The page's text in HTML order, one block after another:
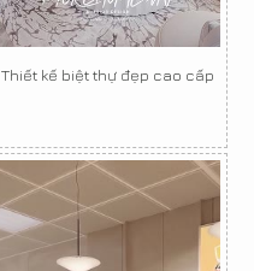
Thiết kế biệt thự đẹp cao cấp